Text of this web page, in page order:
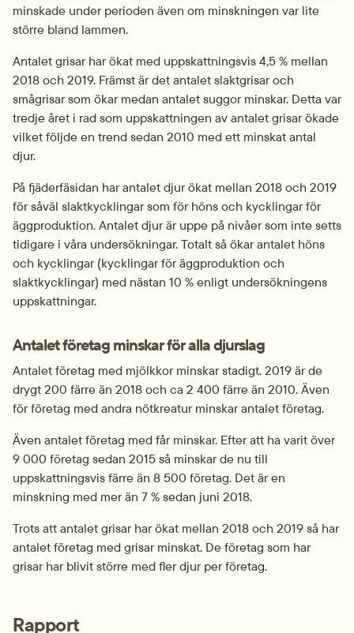
minskade under perioden även om minskningen var lite
större bland lammen.
Antalet grisar har ökat med uppskattningsvis 4,5 % mellan
2018 och 2019. Främst är det antalet slaktgrisar och
smågrisar som ökar medan antalet suggor minskar. Detta var
tredje året i rad som uppskattningen av antalet grisar ökade
vilket följde en trend sedan 2010 med ett minskat antal
djur.
På fjäderfäsidan har antalet djur ökat mellan 2018 och 2019
för såväl slaktkycklingar som för höns och kycklingar för
äggproduktion. Antalet djur är uppe på nivåer som inte setts
tidigare i våra undersökningar. Totalt så ökar antalet höns
och kycklingar (kycklingar för äggproduktion och
slaktkycklingar) med nästan 10 % enligt undersökningens
uppskattningar.
Antalet företag minskar för alla djurslag
Antalet företag med mjölkkor minskar stadigt. 2019 är de
drygt 200 färre än 2018 och ca 2 400 färre än 2010. Även
för företag med andra nötkreatur minskar antalet företag.
Även antalet företag med får minskar. Efter att ha varit över
9 000 företag sedan 2015 så minskar de nu till
uppskattningsvis färre än 8 500 företag. Det är en
minskning med mer än 7 % sedan juni 2018.
Trots att antalet grisar har ökat mellan 2018 och 2019 så har
antalet företag med grisar minskat. De företag som har
grisar har blivit större med fler djur per företag.
Rapport